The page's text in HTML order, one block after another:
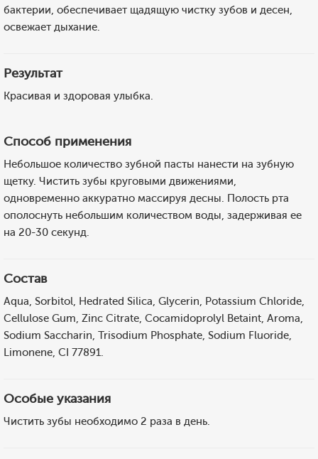
бактерии, обеспечивает щадящую чистку зубов и десен,
освежает дыхание.
Результат
Красивая и здоровая улыбка.
Способ применения
Небольшое количество зубной пасты нанести на зубную
щетку. Чистить зубы круговыми движениями,
одновременно аккуратно массируя десны. Полость рта
ополоснуть небольшим количеством воды, задерживая ее
на 20-30 секунд.
Состав
Aqua, Sorbitol, Hedrated Silica, Glycerin, Potassium Chloride,
Cellulose Gum, Zinc Citrate, Cocamidoprolyl Betaint, Aroma,
Sodium Saccharin, Trisodium Phosphate, Sodium Fluoride,
Limonene, CI 77891.
Особые указания
Чистить зубы необходимо 2 раза в день.